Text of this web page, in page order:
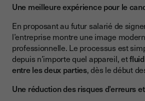
Une meilleure expérience pour le
En proposant au futur salarié de
l’entreprise montre une image
professionnelle. Le processus est
depuis n’importe quel appareil, et
entre les deux parties, dès le début
Une réduction des risques d’erreurs